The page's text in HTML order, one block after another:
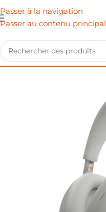
Passer à la navigation
Passer au contenu principal